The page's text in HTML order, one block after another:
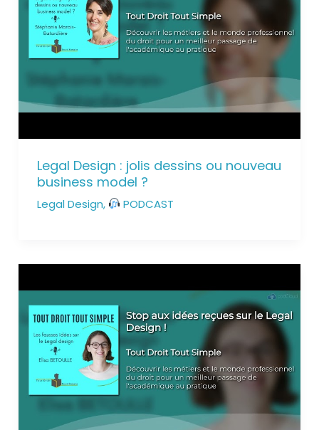
Legal Design : jolis dessins ou nouveau
business model ?
Legal Design, PODCAST